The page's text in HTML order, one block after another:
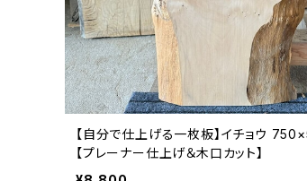
【自分で仕上げる一枚板】イチョウ
【プレーナー仕上げ＆木口カット】